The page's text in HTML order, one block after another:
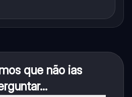
que não ias